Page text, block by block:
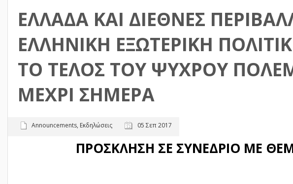
ΕΛΛΑΔΑ ΚΑΙ ΔΙΕΘΝΕΣ
ΕΛΛΗΝΙΚΗ ΕΞΩΤΕΡΙΚΗ
ΤΟ ΤΕΛΟΣ ΤΟΥ ΨΥΧΡΟΥ
ΜΕΧΡΙ ΣΗΜΕΡΑ
Announcements, Εκδηλώσεις 05 Σεπ 2017
ΠΡΟΣΚΛΗΣΗ ΣΕ ΣΥΝΕΔΡΙΟ ΜΕ